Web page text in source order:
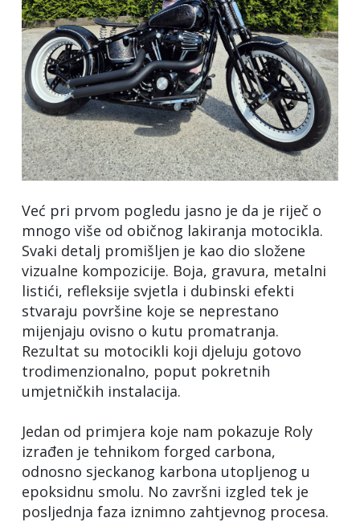
Već pri prvom pogledu jasno je da je riječ o
mnogo više od običnog lakiranja motocikla.
Svaki detalj promišljen je kao dio složene
vizualne kompozicije. Boja, gravura, metalni
listići, refleksije svjetla i dubinski efekti
stvaraju površine koje se neprestano
mijenjaju ovisno o kutu promatranja.
Rezultat su motocikli koji djeluju gotovo
trodimenzionalno, poput pokretnih
umjetničkih instalacija.
Jedan od primjera koje nam pokazuje Roly
izrađen je tehnikom forged carbona,
odnosno sjeckanog karbona utopljenog u
epoksidnu smolu. No završni izgled tek je
posljednja faza iznimno zahtjevnog procesa.